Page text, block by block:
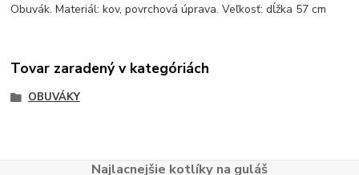
Obuvák. Materiál: kov, povrchová úprava. Veľkosť: dĺžka 57 cm
Tovar zaradený v kategóriách
OBUVÁKY
Najlacnejšie kotlíky na guláš